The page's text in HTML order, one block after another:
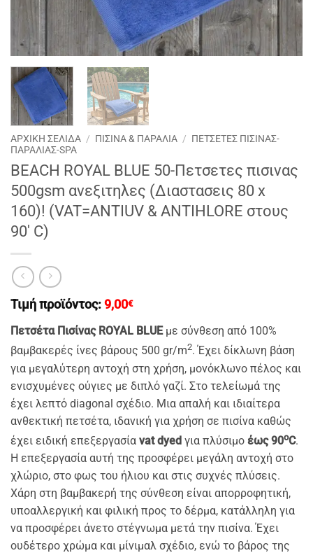
ΑΡΧΙΚΉ ΣΕΛΊΔΑ / ΠΙΣΙΝΑ & ΠΑΡΑΛΙΑ / ΠΕΤΣΕΤΕΣ ΠΙΣΙΝΑΣ-
ΠΑΡΑΛΙΑΣ-SPA
BEACH ROYAL BLUE 50-Πετσετες πισινας
500gsm ανεξιτηλες (Διαστασεις 80 x
160)! (VAT=ANTIUV & ANTIHLORE στους
90′ C)
Τιμή προϊόντος: 9,00€
Πετσέτα Πισίνας ROYAL BLUEμε σύνθεση από 100%
βαμβακερές ίνες βάρους 500 gr/m2. Έχει δίκλωνη βάση
για μεγαλύτερη αντοχή στη χρήση, μονόκλωνο πέλος και
ενισχυμένες ούγιες με διπλό γαζί. Στο τελείωμά της
έχει λεπτό diagonal σχέδιο. Μια απαλή και ιδιαίτερα
ανθεκτική πετσέτα, ιδανική για χρήση σε πισίνα καθώς
έχει ειδική επεξεργασία vat dyed για πλύσιμο έως 90oC.
Η επεξεργασία αυτή της προσφέρει μεγάλη αντοχή στο
χλώριο, στο φως του ήλιου και στις συχνές πλύσεις.
Χάρη στη βαμβακερή της σύνθεση είναι απορροφητική,
υποαλλεργική και φιλική προς το δέρμα, κατάλληλη για
να προσφέρει άνετο στέγνωμα μετά την πισίνα. Έχει
ουδέτερο χρώμα και μίνιμαλ σχέδιο, ενώ το βάρος της